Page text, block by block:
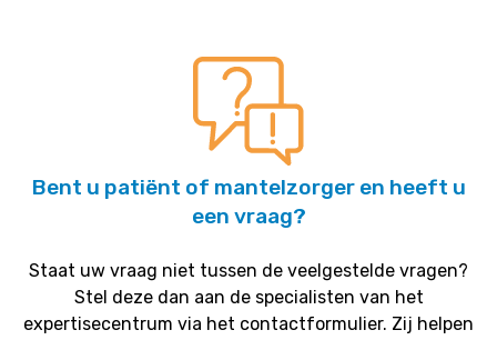
Bent u patiënt of mantelzorger en heeft u
een vraag?
Staat uw vraag niet tussen de veelgestelde vragen?
Stel deze dan aan de specialisten van het
expertisecentrum via het contactformulier. Zij helpen